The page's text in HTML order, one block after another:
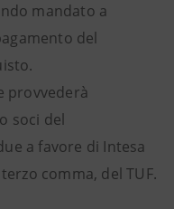
mandato a
del
provvederà
soci del
a favore di Intesa
comma, del TUF.